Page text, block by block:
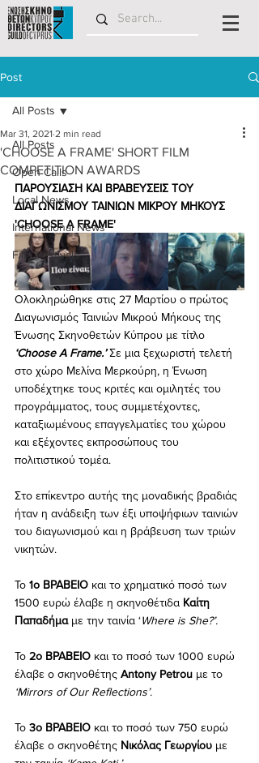
Post
All Posts
Open Calls
Local News
International News
Film Festivals
All Posts
'CHOOSE A FRAME' SHORT FILM
COMPETITION AWARDS
Mar 31, 2021 2 min read
ΠΑΡΟΥΣΙΑΣΗ ΚΑΙ ΒΡΑΒΕΥΣΕΙΣ ΤΟΥ
ΔΙΑΓΩΝΙΣΜΟΥ ΤΑΙΝΙΩΝ ΜΙΚΡΟΥ ΜΗΚΟΥΣ
'CHOOSE A FRAME'
Ολοκληρώθηκε στις 27 Μαρτίου ο πρώτος
Διαγωνισμός Ταινιών Μικρού Μήκους της
Ένωσης Σκηνοθετών Κύπρου με τίτλο
‘Choose A Frame.’ Σε μια ξεχωριστή τελετή
στο χώρο Μελίνα Μερκούρη, η Ένωση
υποδέχτηκε τους κριτές και ομιλητές του
προγράμματος, τους συμμετέχοντες,
καταξιωμένους επαγγελματίες του χώρου
και εξέχοντες εκπροσώπους του
πολιτιστικού τομέα.
Στο επίκεντρο αυτής της μοναδικής βραδιάς
ήταν η ανάδειξη των έξι υποψήφιων ταινιών
του διαγωνισμού και η βράβευση των τριών
νικητών.
Το 1ο ΒΡΑΒΕΙΟ και το χρηματικό ποσό των
1500 ευρώ έλαβε η σκηνοθέτιδα Καίτη
Παπαδήμα με την ταινία ‘Where is She?’.
Το 2ο ΒΡΑΒΕΙΟ και το ποσό των 1000 ευρώ
έλαβε o σκηνοθέτης Antony Petrou με το
‘Mirrors of Our Reflections’.
Το 3ο ΒΡΑΒΕΙΟ και το ποσό των 750 ευρώ
έλαβε ο σκηνοθέτης Νικόλας Γεωργίου με